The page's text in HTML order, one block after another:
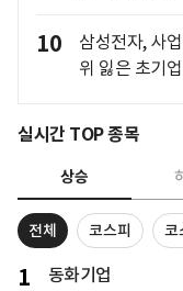
10
삼성전자, 사
위 잃은 초기
실시간 TOP 종목
상승
전체 코스피 코
1 동화기업